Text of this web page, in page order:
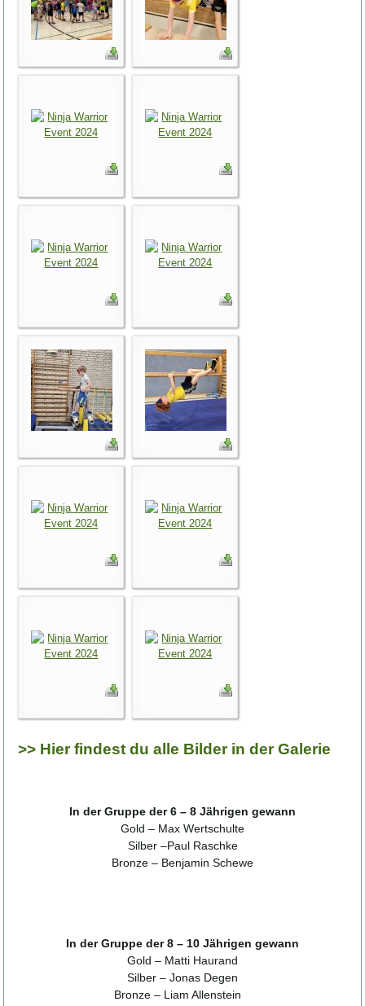
>> Hier findest du alle Bilder in der Galerie
In der Gruppe der 6 – 8 Jährigen gewann
Gold – Max Wertschulte
Silber –Paul Raschke
Bronze – Benjamin Schewe
In der Gruppe der 8 – 10 Jährigen gewann
Gold – Matti Haurand
Silber – Jonas Degen
Bronze – Liam Allenstein